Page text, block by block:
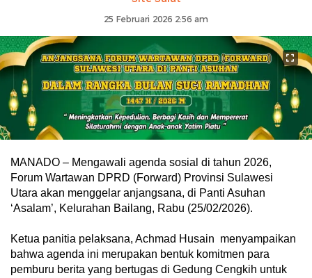
25 Februari 2026 2:56 am
MANADO – Mengawali agenda sosial di tahun 2026,
Forum Wartawan DPRD (Forward) Provinsi Sulawesi
Utara akan menggelar anjangsana, di Panti Asuhan
‘Asalam’, Kelurahan Bailang, Rabu (25/02/2026).
Ketua panitia pelaksana, Achmad Husain menyampaikan
bahwa agenda ini merupakan bentuk komitmen para
pemburu berita yang bertugas di Gedung Cengkih untuk